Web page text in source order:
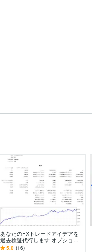
あなたのFXトレードアイデアを
過去検証代行します オプション
でそのままEA作成します(MQL5)
5.0 (16)